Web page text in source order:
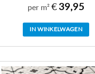
per m²€ 39,95
IN WINKELWAGEN